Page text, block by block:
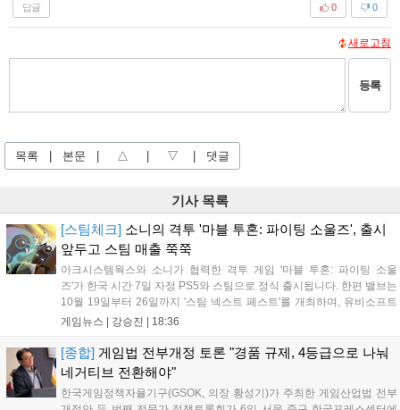
답글 0
0
새로고침
등록
목록 본문 △ ▽ 댓글
기사 목록
[스팀체크] 소니의 격투 '마블 투혼: 파이팅 소울즈', 출시
앞두고 스팀 매출 쭉쭉
아크시스템웍스와 소니가 협력한 격투 게임 '마블 투혼: 파이팅 소울
즈'가 한국 시간 7일 자정 PS5와 스팀으로 정식 출시됩니다. 한편 밸브는
10월 19일부터 26일까지 '스팀 넥스트 페스트'를 개최하며, 유비소프트
의 '더 디비전 리서전스'가 스팀에 출시되었고, 농장 시뮬레이션 '돌록 타
각기 다른 장르에서 이용자들의 기대를 모으고 있습니다....
게임뉴스 | 강승진 18:36
[종합] 게임법 전부개정 토론 "경품 규제, 4등급으로 나눠
네거티브 전환해야"
한국게임정책자율기구(GSOK, 의장 황성기)가 주최한 게임산업법 전부